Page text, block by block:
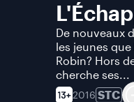
De nouveaux
les jeunes
Robin? Hors
cherche ses...
2016 STC